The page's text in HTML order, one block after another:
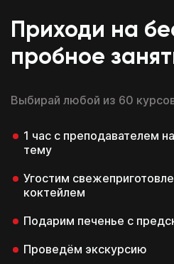
Приходи на
пробное
Выбирай любой из 60
1 час с преподавателем
тему
Угостим
коктейлем
Подарим печенье с
Проведём экскурсию